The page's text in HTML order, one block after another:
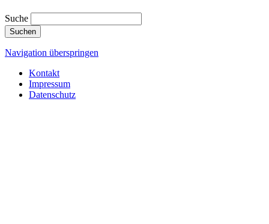
Suche
Suchen
Navigation überspringen
Kontakt
Impressum
Datenschutz